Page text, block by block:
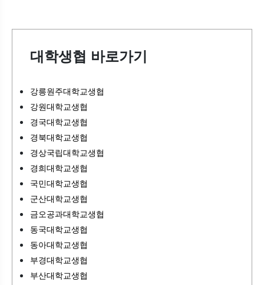
대학생협 바로가기
강릉원주대학교생협
강원대학교생협
경국대학교생협
경북대학교생협
경상국립대학교생협
경희대학교생협
국민대학교생협
군산대학교생협
금오공과대학교생협
동국대학교생협
동아대학교생협
부경대학교생협
부산대학교생협